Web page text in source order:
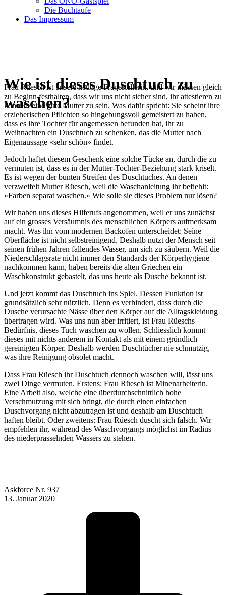
Die Buchtaufe
Das Impressum
Wie ist dieses Duschtuch zu
waschen?
Frau Rüesch ist unsere heutige Fragestellerin, und wir müssen gleich
zu Beginn festhalten, dass wir uns nicht sicher sind, ihr attestieren zu
können, eine gute Mutter zu sein. Was dafür spricht: Sie scheint ihre
erzieherischen Pflichten so hingebungsvoll gemeistert zu haben,
dass es ihre Tochter für angemessen befunden hat, ihr zu
Weihnachten ein Duschtuch zu schenken, das die Mutter nach
Eigenaussage «sehr schön» findet.
Jedoch haftet diesem Geschenk eine solche Tücke an, durch die zu
vermuten ist, dass es in der Mutter-Tochter-Beziehung stark kriselt.
Es ist wegen der bunten Streifen des Duschtuches. An denen
verzweifelt Mutter Rüesch, weil die Waschanleitung ihr befiehlt:
«Farben separat waschen.» Wie solle sie dieses Problem nur lösen?
Wir haben uns dieses Hilferufs angenommen, weil er uns zunächst
auf ein grosses Versäumnis des menschlichen Körpers aufmerksam
macht. Was ihn vom modernen Backofen unterscheidet: Seine
Oberfläche ist nicht selbstreinigend. Deshalb nutzt der Mensch seit
seinen frühen Jahren fallendes Wasser, um sich zu säubern. Weil die
Niederschlagsrate nicht immer den Standards der Körperhygiene
nachkommen kann, haben bereits die alten Griechen ein
Waschkonstrukt gebastelt, das uns heute als Dusche bekannt ist.
Und jetzt kommt das Duschtuch ins Spiel. Dessen Funktion ist
grundsätzlich sehr nützlich. Denn es verhindert, dass durch die
Dusche verursachte Nässe über den Körper auf die Alltagskleidung
übertragen wird. Was uns nun aber irritiert, ist Frau Rüeschs
Bedürfnis, dieses Tuch waschen zu wollen. Schliesslich kommt
dieses mit nichts anderem in Kontakt als mit einem gründlich
gereinigten Körper. Deshalb werden Duschtücher nie schmutzig,
was ihre Reinigung obsolet macht.
Dass Frau Rüesch ihr Duschtuch dennoch waschen will, lässt uns
zwei Dinge vermuten. Erstens: Frau Rüesch ist Minenarbeiterin.
Eine Arbeit also, welche eine überdurchschnittlich hohe
Verschmutzung mit sich bringt, die durch einen einfachen
Duschvorgang nicht abzutragen ist und deshalb am Duschtuch
haften bleibt. Oder zweitens: Frau Rüesch duscht sich falsch. Wir
empfehlen ihr, während des Waschvorgangs möglichst im Radius
des niederprasselnden Wassers zu stehen.
Askforce Nr. 937
13. Januar 2020